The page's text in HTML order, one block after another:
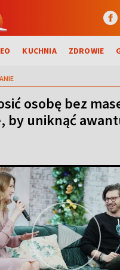
KUCHNIA ZDROWIE
osobę bez
by uniknąć